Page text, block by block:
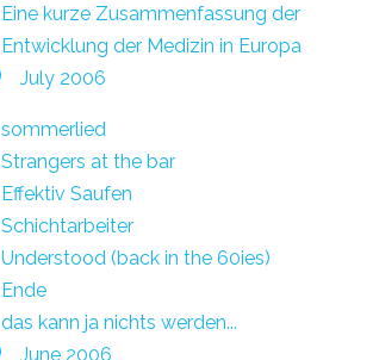
Eine kurze Zusammenfassung der
Entwicklung der Medizin in Europa
July 2006
sommerlied
Strangers at the bar
Effektiv Saufen
Schichtarbeiter
Understood (back in the 60ies)
Ende
das kann ja nichts werden...
June 2006